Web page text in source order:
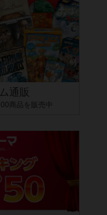
含まれていないため、初めて
決など、ゲームコンセプトを絞
「ダイスロール」はランダ
通販
商品を販売中